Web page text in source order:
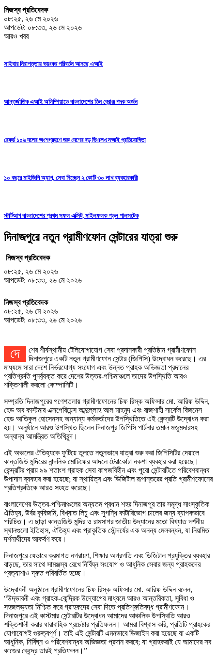
নিজস্ব প্রতিবেদক
০৮:২৫, ২৬ মে ২০২৬
আপডেট: ০৮:৩৩, ২৬ মে ২০২৬
আরও খবর
সাইবার নিরাপত্তায় ভয়ংকর পরিবর্তন আনছে এআই
আন্তর্জাতিক এআই অলিম্পিয়াডে বাংলাদেশের তিন ব্রোঞ্জ পদক অর্জন
রেকর্ড ১০৬ দলের অংশগ্রহণে শুরু দেশের বড় ভিএলএসআই প্রতিযোগিতা
১০ বছরে মাইজিপি অ্যাপ, সেবা নিচ্ছেন ২ কোটি ৩০ লাখ ব্যবহারকারী
স্টার্টআপ বাংলাদেশের প্রথম সফল এক্সিট, মাইলফলক গড়ল পালসটেক
দিনাজপুরে নতুন গ্রামীণফোন সেন্টারের যাত্রা শুরু
নিজস্ব প্রতিবেদক
০৮:২৫, ২৬ মে ২০২৬
আপডেট: ০৮:৩৩, ২৬ মে ২০২৬
নিজস্ব প্রতিবেদক
০৮:২৫, ২৬ মে ২০২৬
আপডেট: ০৮:৩৩, ২৬ মে ২০২৬
দেশের শীর্ষস্থানীয় টেলিযোগাযোগ সেবা প্রদানকারী প্রতিষ্ঠান গ্রামীণফোন
দিনাজপুরে একটি নতুন গ্রামীণফোন সেন্টার (জিপিসি) উদ্বোধন করেছে। এর
মাধ্যমে সারা দেশে নির্ভরযোগ্য সংযোগ এবং উন্নত গ্রাহক অভিজ্ঞতা প্রদানের
প্রতিশ্রুতি পুনর্ব্যক্ত করে দেশের উত্তর-পশ্চিমাঞ্চলে তাদের উপস্থিতি আরও
শক্তিশালী করলো কোম্পানিটি।
সম্প্রতি দিনাজপুরের গণেশতলায় গ্রামীণফোনের চিফ রিস্ক অফিসার মো. আরিফ উদ্দিন,
হেড অব কাস্টমার এক্সপেরিয়েন্স আব্দুল্লাহ আল মাহমুদ এবং রাজশাহী সার্কেল বিজনেস
হেড আতিকুল হোসেনসহ অন্যান্য কর্মকর্তাদের উপস্থিতিতে এই কেন্দ্রটি উদ্বোধন করা
হয়। অনুষ্ঠানে আরও উপস্থিত ছিলেন দিনাজপুর জিপিসি পার্টনার তমাল মজুমদারসহ
অন্যান্য আমন্ত্রিত অতিথিবৃন্দ।
এই অঞ্চলের ঐতিহ্যকে ফুটিয়ে তুলতে নতুনভাবে যাত্রা শুরু করা জিপিসিটির দেয়ালে
কান্তজিউ মন্দিরের নান্দনিক মোটিফের আদলে টেরাকোটা নকশা ব্যবহার করা হয়েছে।
কেন্দ্রটির প্রায় ৯৯ শতাংশ গ্রাহক সেবা কাগজবিহীন এবং পুরো সেন্টারটিতে পরিবেশবান্ধব
উপাদান ব্যবহার করা হয়েছে; যা স্থায়িত্ব এবং ডিজিটাল রূপান্তরের প্রতি গ্রামীণফোনের
প্রতিশ্রুতিকে আরও সংহত করেছে।
বাংলাদেশের উত্তর-পশ্চিমাঞ্চলের অন্যতম প্রধান শহর দিনাজপুর তার সমৃদ্ধ সাংস্কৃতিক
ঐতিহ্য, উর্বর কৃষিজমি, বিখ্যাত লিচু এবং সুগন্ধি কাটারিভোগ চালের জন্য ব্যাপকভাবে
পরিচিত। এ ছাড়া কান্তজিউ মন্দির ও রামসাগর জাতীয় উদ্যানের মতো বিখ্যাত দর্শনীয়
স্থানগুলো ইতিহাস, ঐতিহ্য এবং প্রাকৃতিক সৌন্দর্যের এক অনন্য মেলবন্ধন, যা নিয়মিত
দর্শনার্থীদের আকর্ষণ করে।
দিনাজপুরে যেভাবে ক্রমাগত নগরায়ণ, শিক্ষার অগ্রগতি এবং ডিজিটাল প্রযুক্তির ব্যবহার
বাড়ছে, তার সাথে সামঞ্জস্য রেখে নির্বিঘ্ন সংযোগ ও আধুনিক সেবার জন্য গ্রাহকদের
প্রত্যাশাও দ্রুত পরিবর্তিত হচ্ছে।
উদ্বোধনী অনুষ্ঠানে গ্রামীণফোনের চিফ রিস্ক অফিসার মো. আরিফ উদ্দিন বলেন,
“উদ্ভাবনী এবং গ্রাহক-কেন্দ্রিক উদ্যোগের মাধ্যমে আরও আন্তরিকতা, সুবিধা ও
সহজলভ্যতা নিশ্চিত করে গ্রাহকদের সেবা দিতে প্রতিশ্রুতিবদ্ধ গ্রামীণফোন।
দিনাজপুরে এই কাস্টমার সেন্টারটির উদ্বোধন আমাদের আঞ্চলিক উপস্থিতি আরও
শক্তিশালী করার ধারাবাহিক প্রচেষ্টার প্রতিফলন। আমরা বিশ্বাস করি, প্রতিটি গ্রাহকের
যোগাযোগই গুরুত্বপূর্ণ। তাই এই সেন্টারটি এমনভাবে ডিজাইন করা হয়েছে যা একটি
আধুনিক, নির্বিঘ্ন ও পরিবেশবান্ধব অভিজ্ঞতা প্রদান করবে; যা গ্রাহকরাই যে আমাদের সব
কাজের কেন্দ্রে তারই প্রতিফলন।”